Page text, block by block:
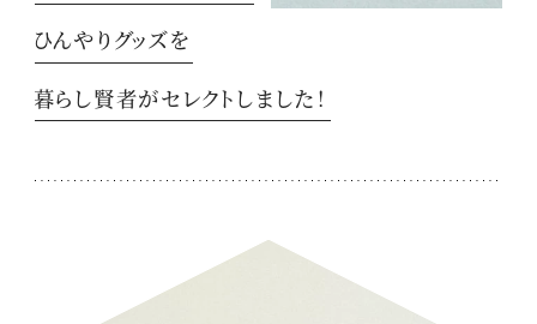
ひんやりグッズを
暮らし賢者がセレクトしました！